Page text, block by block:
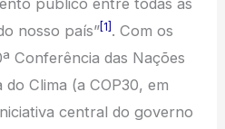
público entre todas as
nosso país” [1] . Com os
Conferência das Nações
Clima (a COP30, em
central do governo